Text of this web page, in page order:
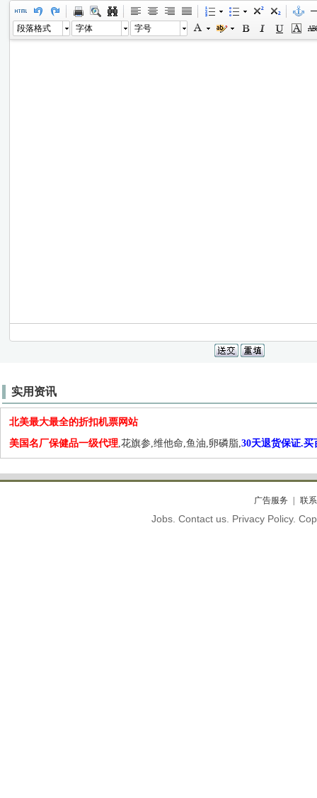
段落格式 字体 字号
实用资讯
北美最大最全的折扣机票网站
美国名厂保健品一级代理,花旗参,维他命,鱼油,卵磷脂,30天退货保证.买
广告服务 联
Jobs. Contact us. Privacy Policy.